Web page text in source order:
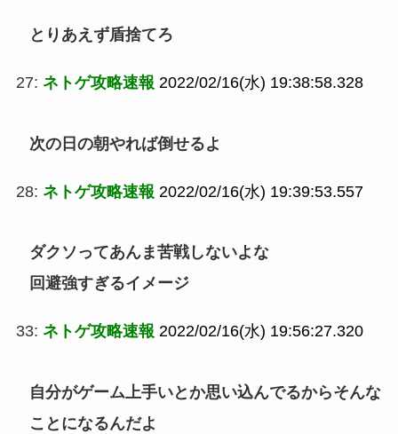
とりあえず盾捨てろ
27: ネトゲ攻略速報 2022/02/16(水) 19:38:58.328
次の日の朝やれば倒せるよ
28: ネトゲ攻略速報 2022/02/16(水) 19:39:53.557
ダクソってあんま苦戦しないよな
回避強すぎるイメージ
33: ネトゲ攻略速報 2022/02/16(水) 19:56:27.320
自分がゲーム上手いとか思い込んでるからそんな
ことになるんだよ